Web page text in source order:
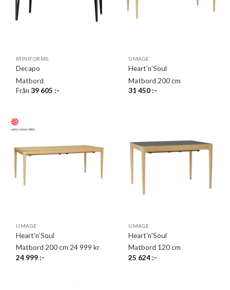
MINIFORMS
Decapo
Matbord
Från39 605:-
UMAGE
Heart’n’Soul
Matbord 200 cm
31 450:-
UMAGE
Heart’n’Soul
Matbord 200 cm 24 999 kr
24 999:-
UMAGE
Heart’n’Soul
Matbord 120 cm
25 624:-